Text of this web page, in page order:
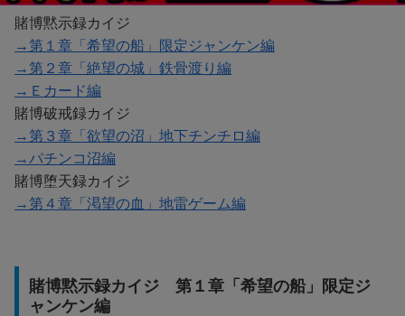
賭博黙示録カイジ
→第１章「希望の船」限定ジャンケン編
→第２章「絶望の城」鉄骨渡り編
→Ｅカード編
賭博破戒録カイジ
→第３章「欲望の沼」地下チンチロ編
→パチンコ沼編
賭博堕天録カイジ
→第４章「渇望の血」地雷ゲーム編
賭博黙示録カイジ 第１章「希望の船」限定ジ
ャンケン編